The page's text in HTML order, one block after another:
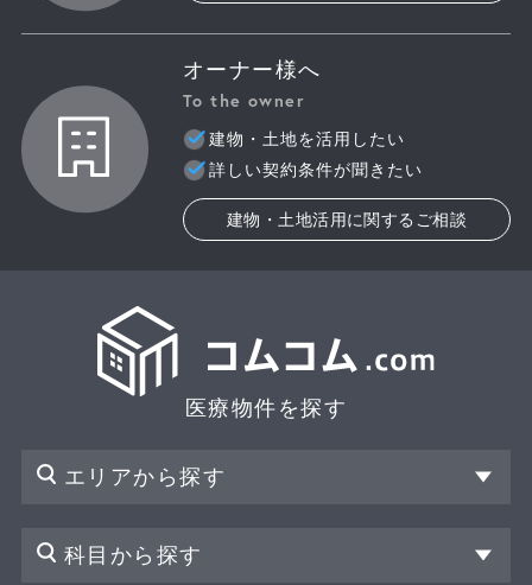
オーナー様へ
To the owner
建物・土地を活用したい
詳しい契約条件が聞きたい
建物・土地活用に関するご相談
医療物件を探す
エリアから探す
科目から探す